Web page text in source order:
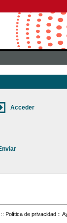
:: Política de privacidad ::